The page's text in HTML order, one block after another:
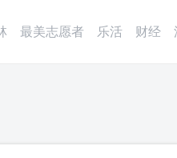
最美志愿者 乐活 财经